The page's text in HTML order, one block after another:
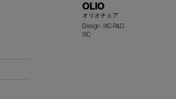
OLIO
オリオチェア
Design : IXC R&D
IXC